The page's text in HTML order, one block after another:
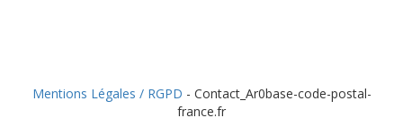
Mentions Légales / RGPD - Contact_Ar0base-code-postal-
france.fr